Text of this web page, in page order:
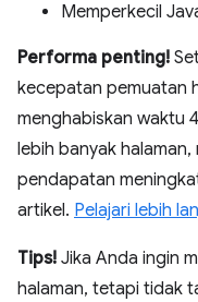
Memperkecil
Performa penting!
kecepatan pemuatan
menghabiskan waktu
lebih banyak
pendapatan
artikel. Pelajari lebih
Tips! Jika Anda ingin
halaman, tetapi tidak